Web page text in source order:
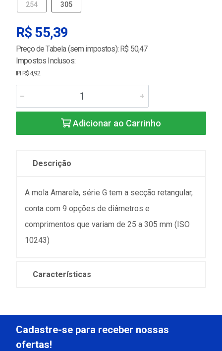
254 305
R$ 55,39
Preço de Tabela (sem impostos): R$ 50,47
Impostos Inclusos:
IPI R$ 4,92
Adicionar ao Carrinho
Descrição
A mola Amarela, série G tem a secção retangular,
conta com 9 opções de diâmetros e
comprimentos que variam de 25 a 305 mm (ISO
10243)
Características
Cadastre-se para receber nossas
ofertas!